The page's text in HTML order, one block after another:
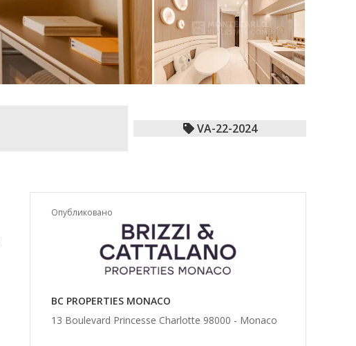
VA-22-2024
Опубликовано
BC PROPERTIES MONACO
13 Boulevard Princesse Charlotte 98000 - Monaco